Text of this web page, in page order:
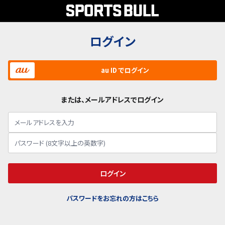
ログイン
au ID でログイン
または、メールアドレスでログイン
ログイン
パスワードをお忘れの方はこちら